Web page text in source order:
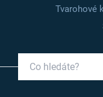
Tvarohové